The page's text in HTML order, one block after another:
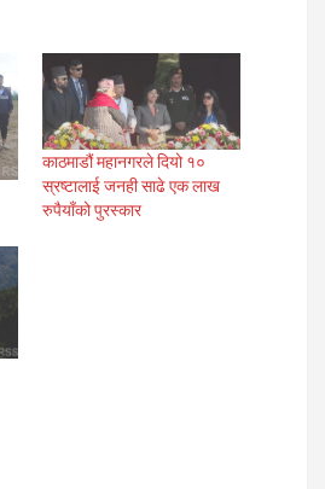
काठमाडौं महानगरले दियो १०
स्रष्टालाई जनही साढे एक लाख
रुपैयाँको पुरस्कार